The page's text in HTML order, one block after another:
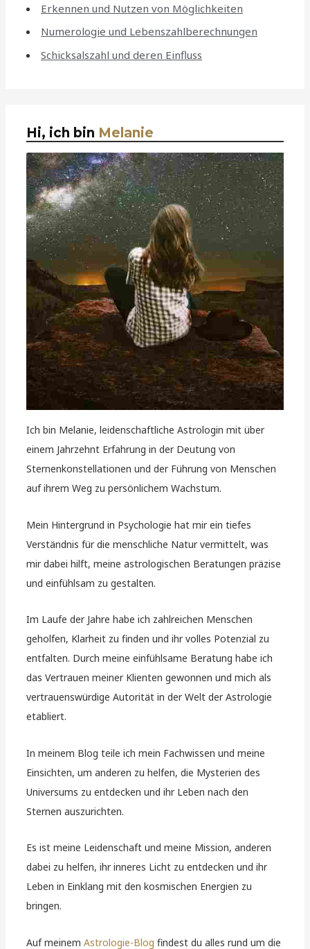
Erkennen und Nutzen von Möglichkeiten
Numerologie und Lebenszahlberechnungen
Schicksalszahl und deren Einfluss
Hi, ich bin Melanie
Ich bin Melanie, leidenschaftliche Astrologin mit über
einem Jahrzehnt Erfahrung in der Deutung von
Sternenkonstellationen und der Führung von Menschen
auf ihrem Weg zu persönlichem Wachstum.
Mein Hintergrund in Psychologie hat mir ein tiefes
Verständnis für die menschliche Natur vermittelt, was
mir dabei hilft, meine astrologischen Beratungen präzise
und einfühlsam zu gestalten.
Im Laufe der Jahre habe ich zahlreichen Menschen
geholfen, Klarheit zu finden und ihr volles Potenzial zu
entfalten. Durch meine einfühlsame Beratung habe ich
das Vertrauen meiner Klienten gewonnen und mich als
vertrauenswürdige Autorität in der Welt der Astrologie
etabliert.
In meinem Blog teile ich mein Fachwissen und meine
Einsichten, um anderen zu helfen, die Mysterien des
Universums zu entdecken und ihr Leben nach den
Sternen auszurichten.
Es ist meine Leidenschaft und meine Mission, anderen
dabei zu helfen, ihr inneres Licht zu entdecken und ihr
Leben in Einklang mit den kosmischen Energien zu
bringen.
Auf meinemAstrologie-Blog findest du alles rund um die